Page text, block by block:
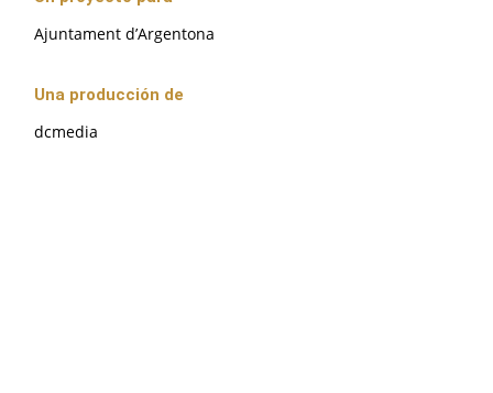
Ajuntament d’Argentona
Una producción de
dcmedia